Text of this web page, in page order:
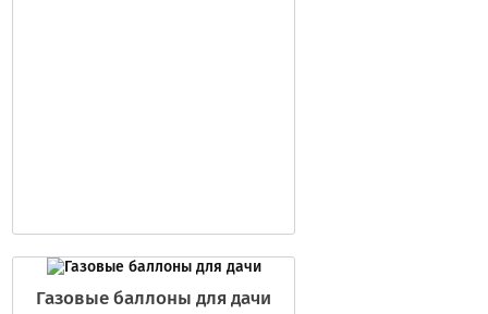
Газовые баллоны для дачи